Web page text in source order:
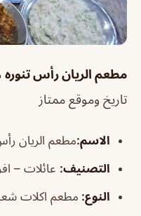
مطعم الريان رأس تنوره
تاريخ وموقع ممتاز
الاسم:مطعم الريان
التصنيف: عائلات –
النوع: مطعم اكلات